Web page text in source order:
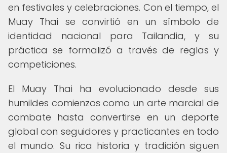
en festivales y celebraciones. Con el tiempo, el
Muay Thai se convirtió en un símbolo de
identidad nacional para Tailandia, y su
práctica se formalizó a través de reglas y
competiciones.
El Muay Thai ha evolucionado desde sus
humildes comienzos como un arte marcial de
combate hasta convertirse en un deporte
global con seguidores y practicantes en todo
el mundo. Su rica historia y tradición siguen